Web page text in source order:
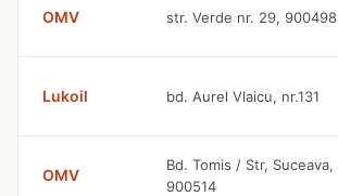
OMV str. Verde nr. 29, 900498
Lukoil bd. Aurel Vlaicu, nr.131
OMV
Bd. Tomis / Str, Suceava,
900514